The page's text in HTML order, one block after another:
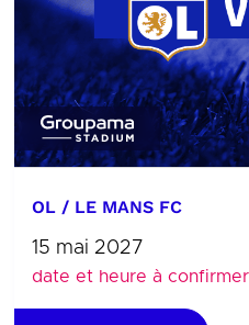
OL / LE MANS FC
15 mai 2027
date et heure à confirmer